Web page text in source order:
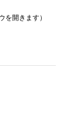
を開きます）